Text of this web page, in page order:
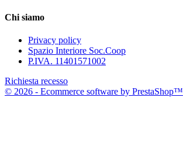
Chi siamo
Privacy policy
Spazio Interiore Soc.Coop
P.IVA. 11401571002
Richiesta recesso
© 2026 - Ecommerce software by PrestaShop™